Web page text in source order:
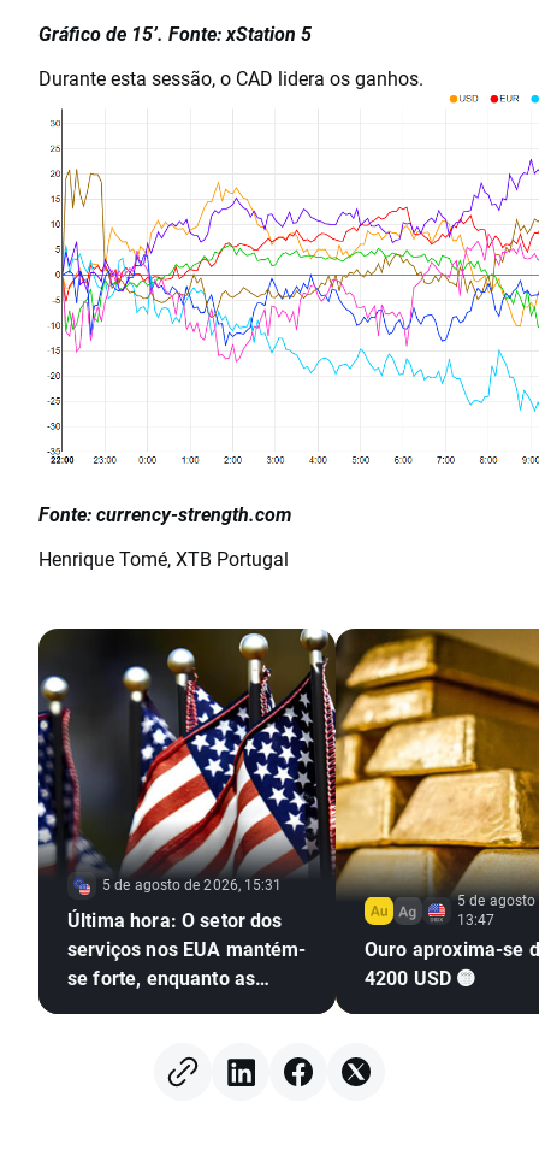
Gráfico de 15’. Fonte: xStation 5
Durante esta sessão, o CAD lidera os ganhos.
Fonte: currency-strength.com
Henrique Tomé, XTB Portugal
5 de agosto de 2026, 15:31
Última hora: O setor dos
serviços nos EUA mantém-
se forte, enquanto as
5 de agosto
13:47
Ouro aproxima-se
4200 USD 🟡